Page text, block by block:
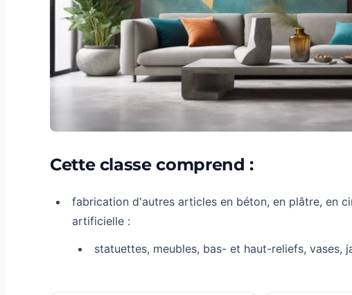
Cette classe comprend :
fabrication d'autres articles en béton, en plâtre, en
artificielle :
statuettes, meubles, bas- et haut-reliefs, vases,